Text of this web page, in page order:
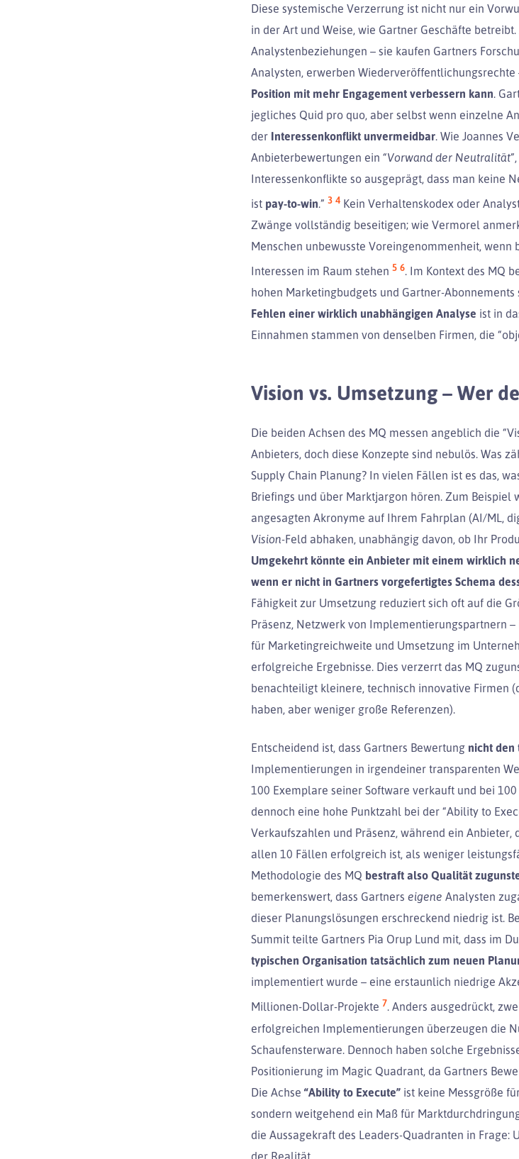
Diese systemische Verzerrung ist nicht nur ein
in der Art und Weise, wie Gartner Geschäfte
Analystenbeziehungen – sie kaufen Gartners
Analysten, erwerben Wiederveröffentlichungsrechte
Position mit mehr Engagement verbessern kann.
jegliches Quid pro quo, aber selbst wenn einzelne
der Interessenkonflikt unvermeidbar. Wie Joannes
Anbieterbewertungen ein “Vorwand der Neutralität”
Interessenkonflikte so ausgeprägt, dass man keine
ist pay-to-win.” 3 4 Kein Verhaltenskodex oder
Zwänge vollständig beseitigen; wie Vermorel
Menschen unbewusste Voreingenommenheit,
Interessen im Raum stehen 5 6. Im Kontext des MQ
hohen Marketingbudgets und Gartner-
Fehlen einer wirklich unabhängigen Analyse ist in
Einnahmen stammen von denselben Firmen, die
Vision vs. Umsetzung – Wer
Die beiden Achsen des MQ messen angeblich die
Anbieters, doch diese Konzepte sind nebulös. Was
Supply Chain Planung? In vielen Fällen ist es das,
Briefings und über Marktjargon hören. Zum Beispiel
angesagten Akronyme auf Ihrem Fahrplan (AI/ML,
Vision-Feld abhaken, unabhängig davon, ob Ihr
Umgekehrt könnte ein Anbieter mit einem wirklich
wenn er nicht in Gartners vorgefertigtes Schema
Fähigkeit zur Umsetzung reduziert sich oft auf die
Präsenz, Netzwerk von Implementierungspartnern
für Marketingreichweite und Umsetzung im
erfolgreiche Ergebnisse. Dies verzerrt das MQ
benachteiligt kleinere, technisch innovative Firmen
haben, aber weniger große Referenzen).
Entscheidend ist, dass Gartners Bewertung nicht den
Implementierungen in irgendeiner transparenten
100 Exemplare seiner Software verkauft und bei
dennoch eine hohe Punktzahl bei der “Ability to
Verkaufszahlen und Präsenz, während ein
allen 10 Fällen erfolgreich ist, als weniger
Methodologie des MQ bestraft also Qualität
bemerkenswert, dass Gartners eigene Analysten
dieser Planungslösungen erschreckend niedrig ist.
Summit teilte Gartners Pia Orup Lund mit, dass im
typischen Organisation tatsächlich zum neuen
implementiert wurde – eine erstaunlich niedrige
Millionen-Dollar-Projekte 7. Anders ausgedrückt,
erfolgreichen Implementierungen überzeugen die
Schaufensterware. Dennoch haben solche
Positionierung im Magic Quadrant, da Gartners
Die Achse “Ability to Execute” ist keine Messgröße
sondern weitgehend ein Maß für
die Aussagekraft des Leaders-Quadranten in Frage:
der Realität.